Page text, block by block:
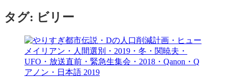
タグ: ビリー